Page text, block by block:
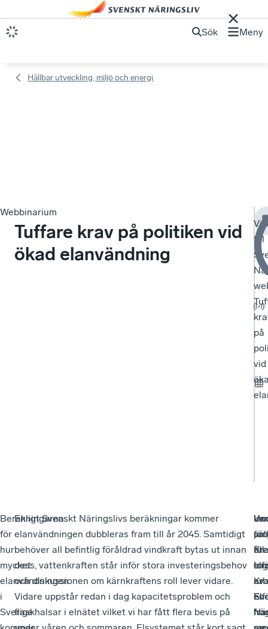
Sök Meny
Hållbar utveckling, miljö och energi
Webbinarium
Tuffare krav på politiken vid
ökad elanvändning
till
på
vid
Beräkningarna
för
hur
mycket
elanvändningen
i
Sverige
Enligt Svenskt Näringslivs beräkningar kommer
elanvändningen dubbleras fram till år 2045. Samtidigt
behöver all befintlig föråldrad vindkraft bytas ut innan
dess, vattenkraften står inför stora investeringsbehov
och diskussionen om kärnkraftens roll lever vidare.
Vidare uppstår redan i dag kapacitetsproblem och
flaskhalsar i elnätet vilket vi har fått flera bevis på
tog
till
av
en